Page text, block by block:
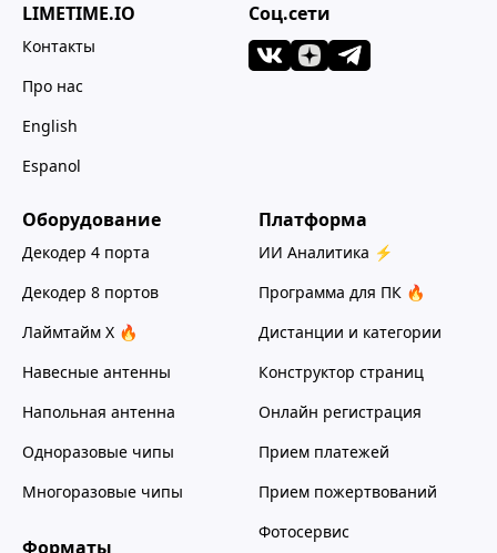
LIMETIME.IO
Контакты
Про нас
Соц.сети
English
Espanol
Оборудование
Декодер 4 порта
Декодер 8 портов
Лаймтайм Х 🔥
Навесные антенны
Напольная антенна
Одноразовые чипы
Многоразовые чипы
Форматы
Платформа
ИИ Аналитика ⚡
Программа для ПК 🔥
Дистанции и категории
Конструктор страниц
Онлайн регистрация
Прием платежей
Прием пожертвований
Фотосервис